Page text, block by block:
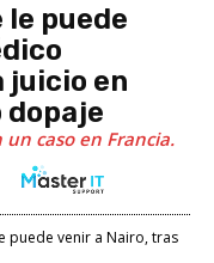
le puede
juicio en
dopaje
caso en Francia.
puede venir a Nairo, tras